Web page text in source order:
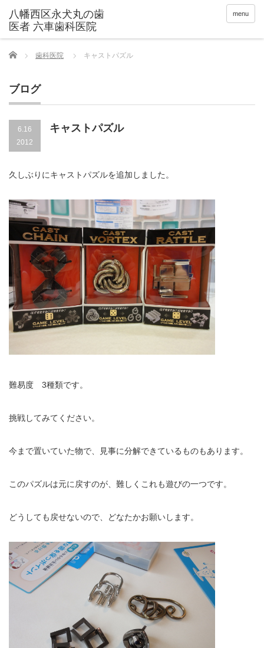
menu
Home 歯科医院 キャストパズル
ブログ
6.16
2012
キャストパズル
久しぶりにキャストパズルを追加しました。
難易度 3種類です。
挑戦してみてください。
今まで置いていた物で、見事に分解できているものもあります。
このパズルは元に戻すのが、難しくこれも遊びの一つです。
どうしても戻せないので、どなたかお願いします。